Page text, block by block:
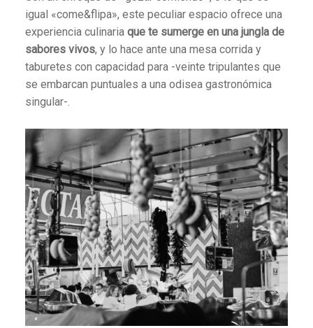
igual «come&flipa», este peculiar espacio ofrece una
experiencia culinaria que te sumerge en una jungla de
sabores vivos, y lo hace ante una mesa corrida y
taburetes con capacidad para -veinte tripulantes que
se embarcan puntuales a una odisea gastronómica
singular-.